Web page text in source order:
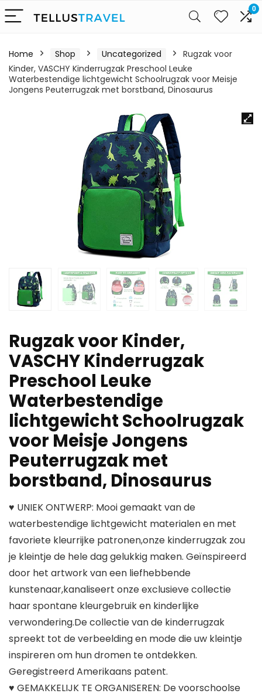
0
Home Shop Uncategorized
Rugzak voor
Kinder, VASCHY Kinderrugzak Preschool Leuke
Waterbestendige lichtgewicht Schoolrugzak voor Meisje
Jongens Peuterrugzak met borstband, Dinosaurus
Rugzak voor Kinder,
VASCHY Kinderrugzak
Preschool Leuke
Waterbestendige
lichtgewicht Schoolrugzak
voor Meisje Jongens
Peuterrugzak met
borstband, Dinosaurus
♥ UNIEK ONTWERP: Mooi gemaakt van de
waterbestendige lichtgewicht materialen en met
favoriete kleurrijke patronen,onze kinderrugzak zou
je kleintje de hele dag gelukkig maken. Geïnspireerd
door het artwork van een liefhebbende
kunstenaar,kanaliseert onze exclusieve collectie
haar spontane kleurgebruik en kinderlijke
verwondering.De collectie van de kinderrugzak
spreekt tot de verbeelding en mode die uw kleintje
inspireren om hun dromen te ontdekken.
Geregistreerd Amerikaans patent.
♥ GEMAKKELIJK TE ORGANISEREN: De voorschoolse